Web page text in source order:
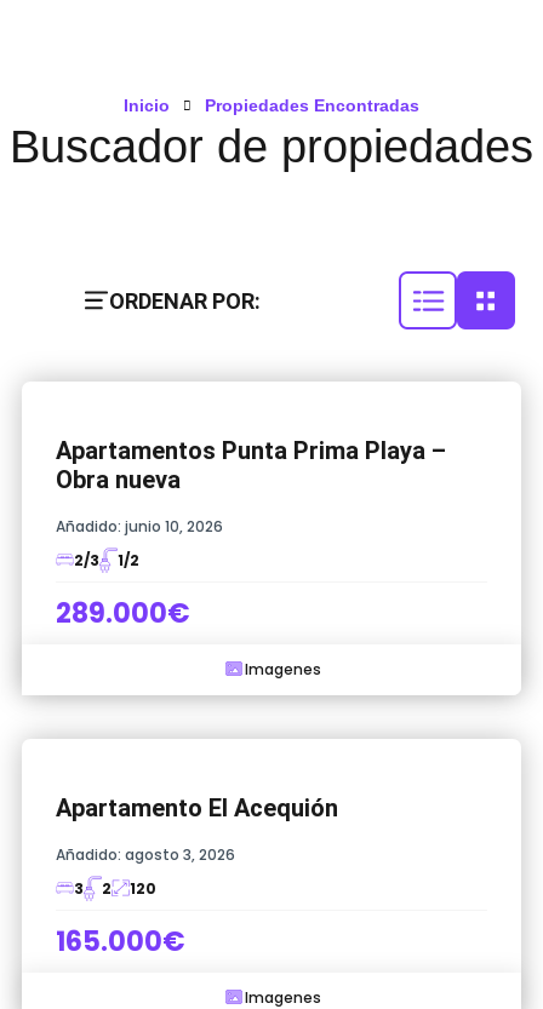
Inicio Propiedades Encontradas
Buscador de propiedades
ORDENAR POR:
Apartamentos Punta Prima Playa –
Obra nueva
Añadido: junio 10, 2026
2/3
1/2
289.000€
Imagenes
Apartamento El Acequión
Añadido: agosto 3, 2026
3
2 120
165.000€
Imagenes